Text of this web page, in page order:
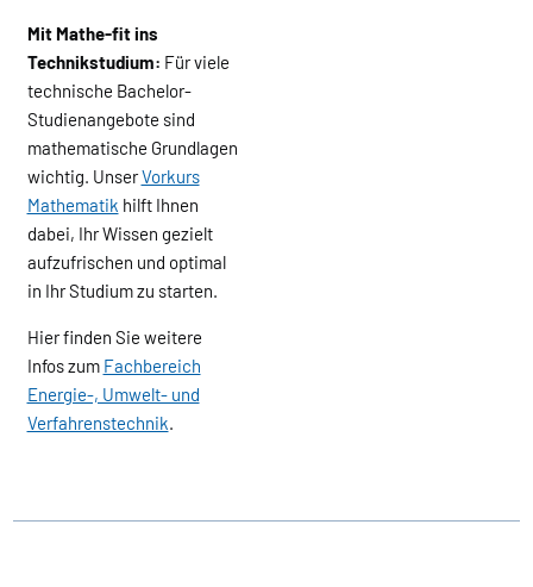
Mit Mathe-fit ins
Technikstudium: Für viele
technische Bachelor-
Studienangebote sind
mathematische Grundlagen
wichtig. UnserVorkurs
Mathematik hilft Ihnen
dabei, Ihr Wissen gezielt
aufzufrischen und optimal
in Ihr Studium zu starten.
Hier finden Sie weitere
Infos zum Fachbereich
Energie-, Umwelt- und
Verfahrenstechnik.